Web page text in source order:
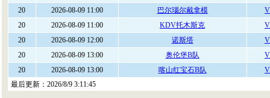
20
2026-08-09 11:00 巴尔瑙尔戴拿模
20
2026-08-09 11:00 KDV托木斯克
20
2026-08-09 12:00 诺斯塔
20
2026-08-09 13:00 奥伦堡B队
20
2026-08-09 13:00 喀山红宝石B队
最后更新： 2026/8/9 3:11:45